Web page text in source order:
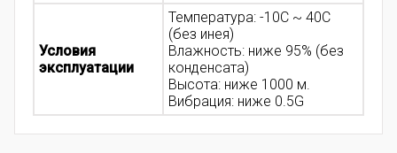
Условия
эксплуатации
Температура: -10С ~ 40С
(без инея)
Влажность: ниже 95% (без
конденсата)
Высота: ниже 1000 м.
Вибрация: ниже 0.5G